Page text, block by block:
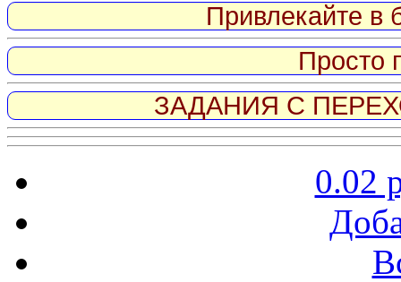
Привлекайте в
Просто
ЗАДАНИЯ С
0.02